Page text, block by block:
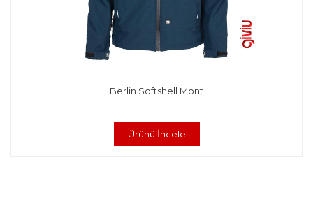
Berlin Softshell Mont
Ürünü İncele